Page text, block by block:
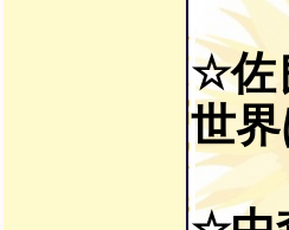
☆佐
世